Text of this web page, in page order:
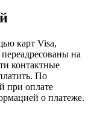
карт Visa,
на
контактные
По
при оплате
о платеже.